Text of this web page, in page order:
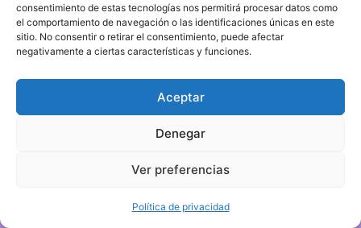
consentimiento de estas tecnologías nos permitirá procesar datos como
el comportamiento de navegación o las identificaciones únicas en este
sitio. No consentir o retirar el consentimiento, puede afectar
negativamente a ciertas características y funciones.
Aceptar
Denegar
Ver preferencias
Política de privacidad